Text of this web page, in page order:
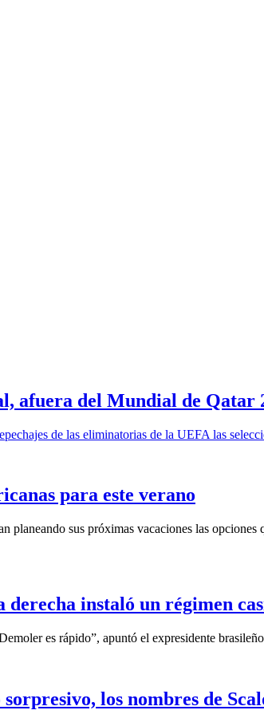
afuera del Mundial de Qatar
de las eliminatorias de la UEFA las
para este verano
planeando sus próximas vacaciones las
derecha instaló un régimen
es rápido”, apuntó el expresidente
los nombres de